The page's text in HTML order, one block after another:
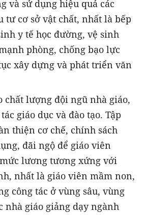
và sử dụng hiệu quả các
tư cơ sở vật chất, nhất là bếp
y tế học đường, vệ sinh
phòng, chống bạo lực
xây dựng và phát triển văn
chất lượng đội ngũ nhà giáo,
giáo dục và đào tạo. Tập
thiện cơ chế, chính sách
đãi ngộ để giáo viên
lương tương xứng với
nhất là giáo viên mầm non,
công tác ở vùng sâu, vùng
nhà giáo giảng dạy ngành